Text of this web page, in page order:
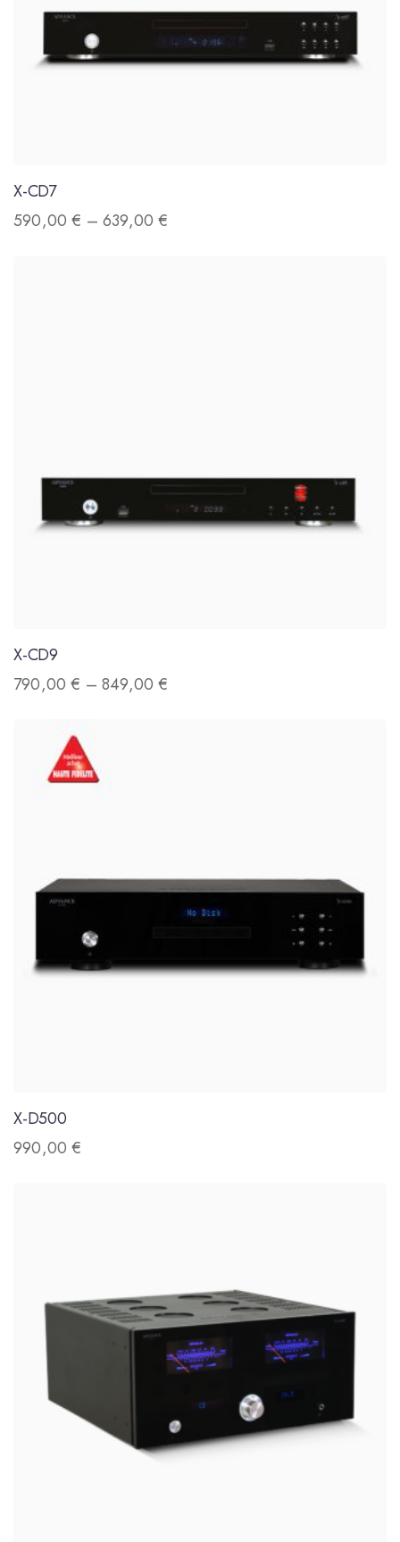
X-CD7
590,00€ –639,00€
X-CD9
790,00€ –849,00€
X-D500
990,00€